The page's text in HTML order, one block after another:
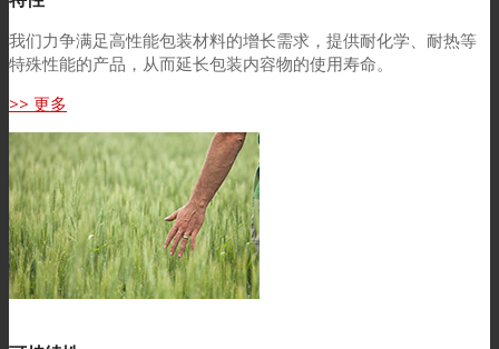
我们力争满足高性能包装材料的增长需求，提供耐化学、耐热等
特殊性能的产品，从而延长包装内容物的使用寿命。
>> 更多